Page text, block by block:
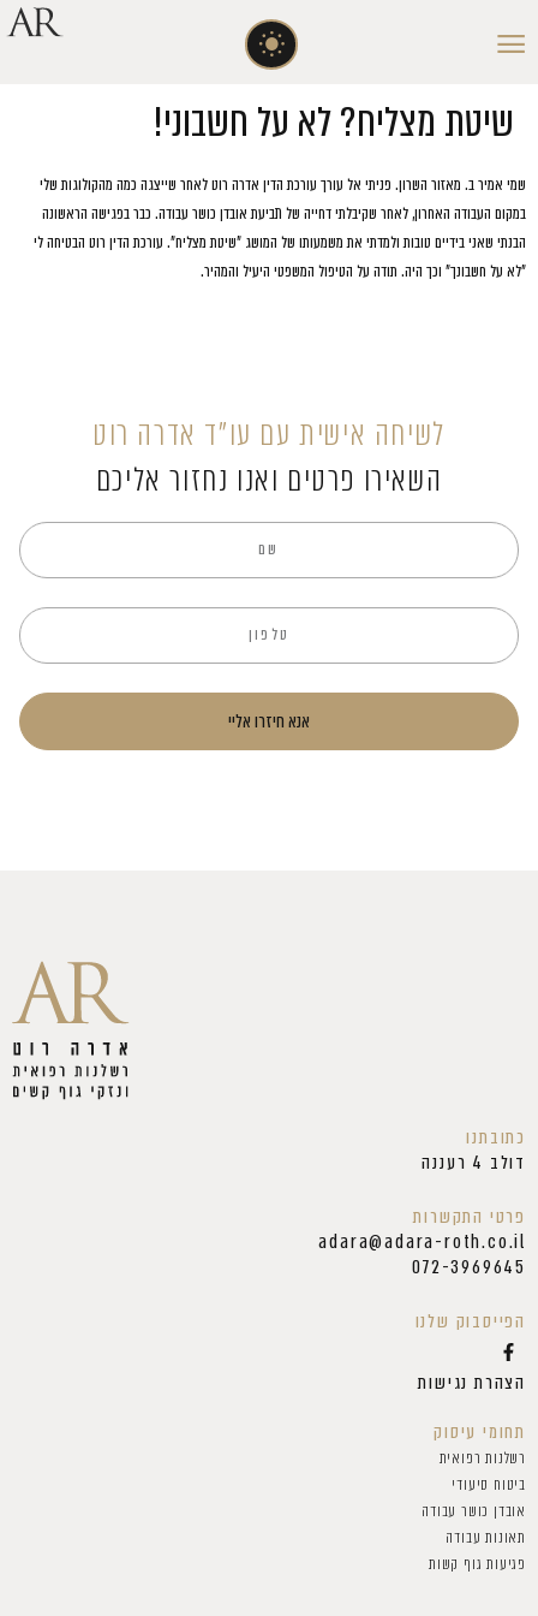
שיטת מצליח? לא על חשבוני!
שמי אמיר ב. מאזור השרון. פניתי אל עורך עורכת הדין אדרה רוט לאחר שייצגה כמה מהקולוגות שלי
במקום העבודה האחרון, לאחר שקיבלתי דחייה של תביעת אובדן כושר עבודה. כבר בפגישה הראשונה
הבנתי שאני בידיים טובות ולמדתי את משמעותו של המושג "שיטת מצליח". עורכת הדין רוט הבטיחה לי
"לא על חשבונך" וכך היה. תודה על הטיפול המשפטי היעיל והמהיר.
לשיחה אישית עם עו”ד אדרה רוט
השאירו פרטים ואנו נחזור אליכם
אנא חיזרו אליי
כתובתנו
דולב 4 רעננה
פרטי התקשרות
adara@adara-roth.co.il
072-3969645
הפייסבוק שלנו
הצהרת נגישות
תחומי עיסוק
רשלנות רפואית
ביטוח סיעודי
אובדן כושר עבודה
תאונות עבודה
פגיעות גוף קשות